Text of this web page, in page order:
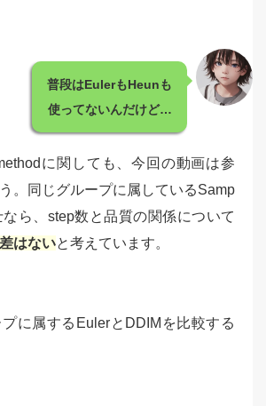
普段はEulerもHeunも
使ってないんだけど…
に関しても、今回の動画は参
。同じグループに属しているSamp
なら、step数と品質の関係について
はないと考えています。
に属するEulerとDDIMを比較する